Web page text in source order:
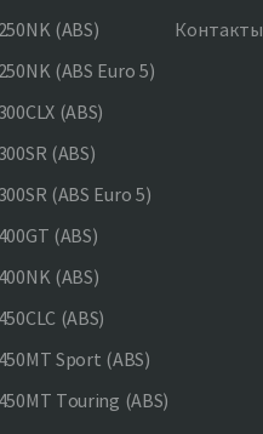
(ABS)
(ABS Euro 5)
(ABS)
(ABS)
(ABS Euro 5)
(ABS)
(ABS)
(ABS)
Sport (ABS)
Touring (ABS)
Контакты